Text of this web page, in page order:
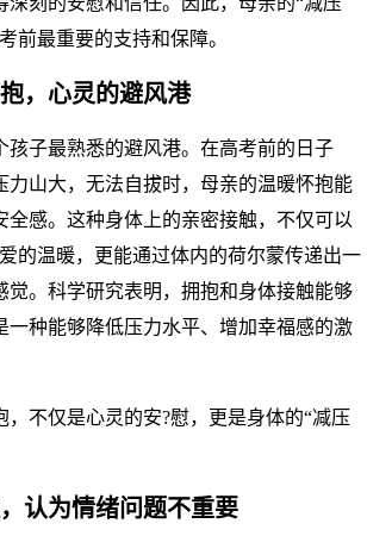
前最重要的支持和保障。
，心灵的避风港
孩子最熟悉的避风港。在高考前的日子
力山大，无法自拔时，母亲的温暖怀抱能
全感。这种身体上的亲密接触，不仅可以
的温暖，更能通过体内的荷尔蒙传递出一
觉。科学研究表明，拥抱和身体接触能够
一种能够降低压力水平、增加幸福感的激
，不仅是心灵的安?慰，更是身体的“减压
认为情绪问题不重要